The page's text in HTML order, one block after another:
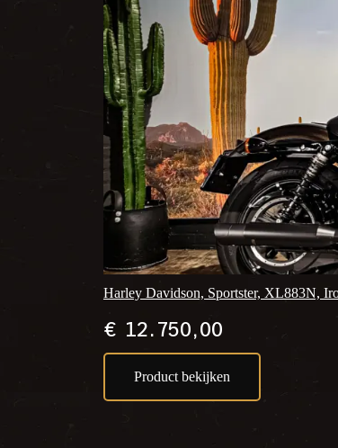
Harley Davidson, Sportster, XL883N,
€12.750,00
Product bekijken